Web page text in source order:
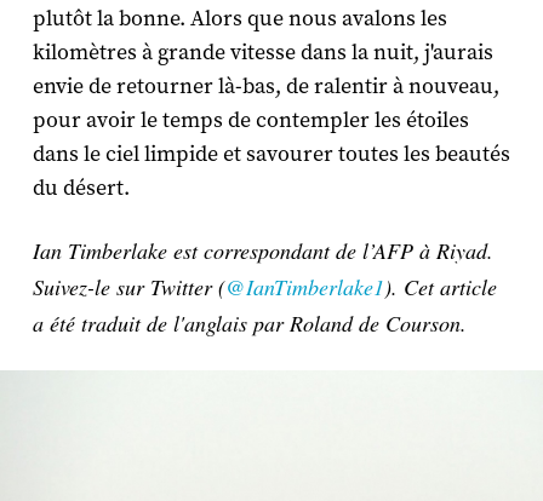
plutôt la bonne. Alors que nous avalons les
kilomètres à grande vitesse dans la nuit, j'aurais
envie de retourner là-bas, de ralentir à nouveau,
pour avoir le temps de contempler les étoiles
dans le ciel limpide et savourer toutes les beautés
du désert.
Ian Timberlake est correspondant de l’AFP à Riyad.
Suivez-le sur Twitter (@IanTimberlake1). Cet article
a été traduit de l'anglais par Roland de Courson.